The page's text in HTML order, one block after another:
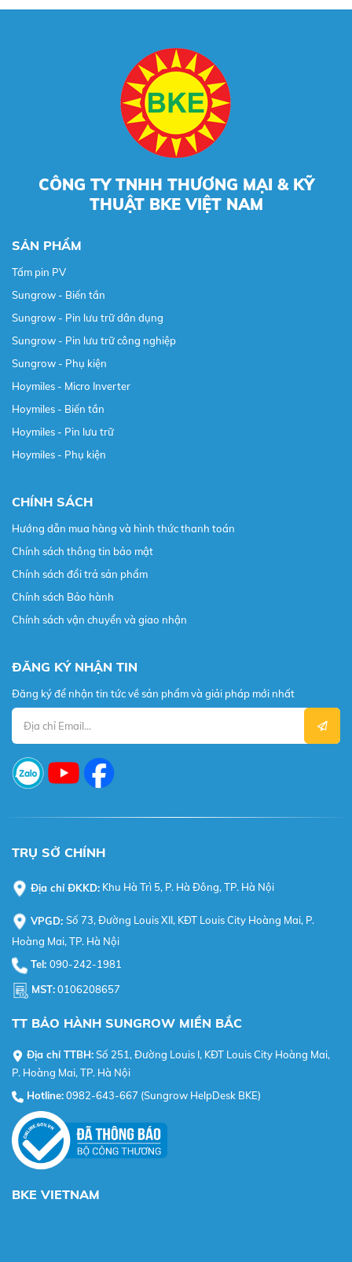
CÔNG TY TNHH THƯƠNG MẠI & KỸ
THUẬT BKE VIỆT NAM
SẢN PHẨM
Tấm pin PV
Sungrow - Biến tần
Sungrow - Pin lưu trữ dân dụng
Sungrow - Pin lưu trữ công nghiệp
Sungrow - Phụ kiện
Hoymiles - Micro Inverter
Hoymiles - Biến tần
Hoymiles - Pin lưu trữ
Hoymiles - Phụ kiện
CHÍNH SÁCH
Hướng dẫn mua hàng và hình thức thanh toán
Chính sách thông tin bảo mật
Chính sách đổi trả sản phẩm
Chính sách Bảo hành
Chính sách vận chuyển và giao nhận
ĐĂNG KÝ NHẬN TIN
Đăng ký để nhận tin tức về sản phẩm và giải pháp mới nhất
TRỤ SỞ CHÍNH
Địa chỉ ĐKKD: Khu Hà Trì 5, P. Hà Đông, TP. Hà Nội
VPGD: Số 73, Đường Louis XII, KĐT Louis City Hoàng Mai, P.
Hoàng Mai, TP. Hà Nội
Tel: 090-242-1981
MST:0106208657
TT BẢO HÀNH SUNGROW MIỀN BẮC
Địa chỉ TTBH:Số 251, Đường Louis I, KĐT Louis City Hoàng Mai,
P. Hoàng Mai, TP. Hà Nội
Hotline:0982-643-667 (Sungrow HelpDesk BKE)
BKE VIETNAM